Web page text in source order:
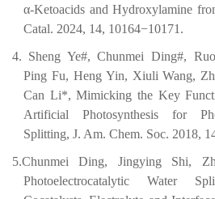
α-Ketoacids and Hydroxylamine
Catal. 2024, 14, 10164−10171 .
4. Sheng Ye#, Chunmei Ding#,
Ping Fu, Heng Yin, Xiuli Wang,
Can Li*, Mimicking the Key
Artificial Photosynthesis for
Splitting, J. Am. Chem. Soc. 2018,
5.Chunmei Ding, Jingying Shi,
Photoelectrocatalytic Water